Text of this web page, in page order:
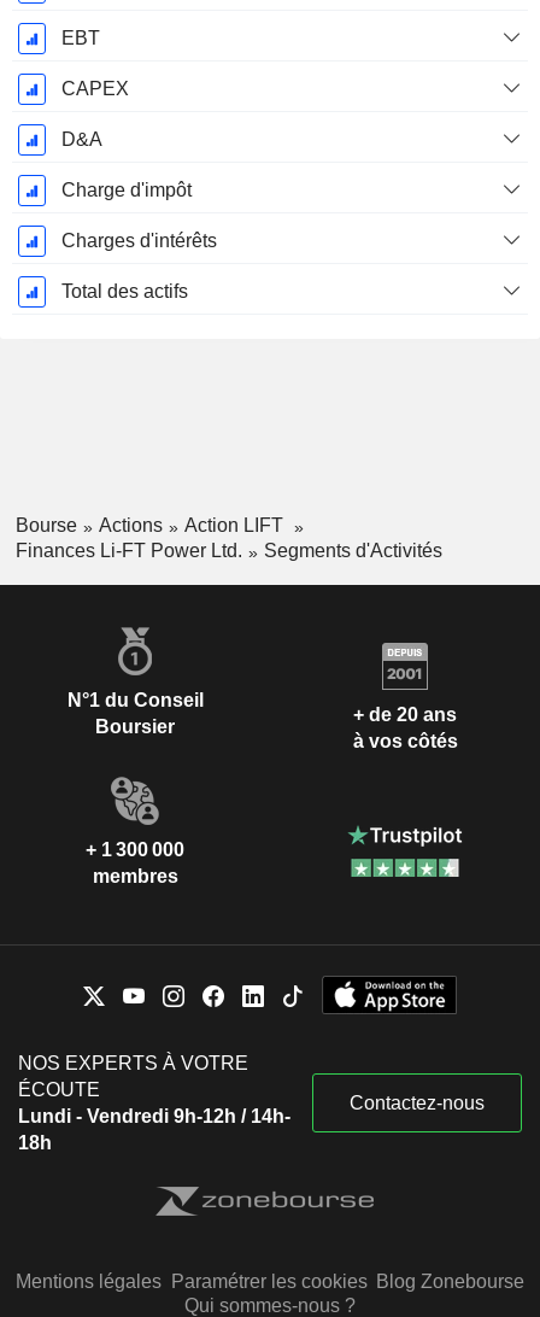
EBT
CAPEX
D&A
Charge d'impôt
Charges d'intérêts
Total des actifs
Bourse Actions
Action LIFT
Finances Li-FT Power Ltd.
Segments d'Activités
N°1 du Conseil
Boursier
+ de 20 ans
à vos côtés
+ 1 300 000
membres
NOS EXPERTS À VOTRE
ÉCOUTE
Lundi - Vendredi 9h-12h / 14h-
18h
Contactez-nous
Mentions légales Paramétrer les cookies Blog Zonebourse
Qui sommes-nous ?